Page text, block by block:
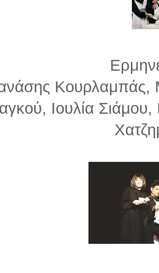
Κουρλαμπάς,
Ιουλία Σιάμου,